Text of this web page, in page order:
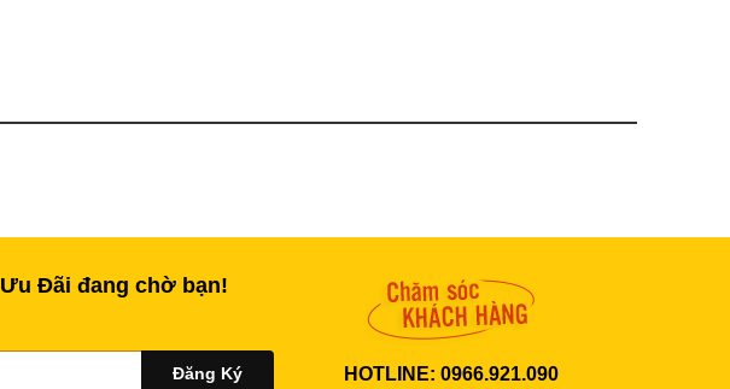
Đãi đang chờ bạn!
HOTLINE: 0966.921.090